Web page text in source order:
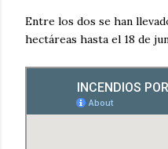
Entre los dos se han
hectáreas hasta el 18 de